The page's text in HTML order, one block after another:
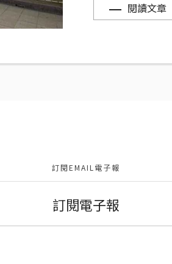
閱讀文章
訂閱EMAIL電子報
訂閱電子報